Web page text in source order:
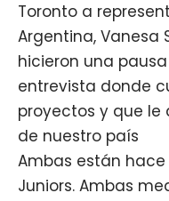
Toronto a
Argentina, Vanesa
hicieron una
entrevista donde
proyectos y que
de nuestro país
Ambas están
Juniors. Ambas